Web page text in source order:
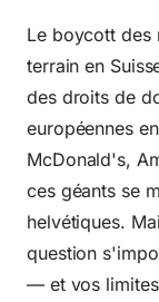
Le boycott des
terrain en
des droits de
européennes
McDonald's,
ces géants se
helvétiques.
question
— et vos